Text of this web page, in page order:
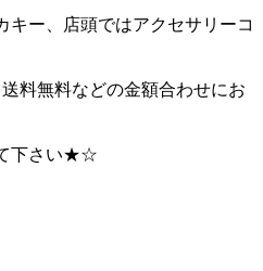
キー、店頭ではアクセサリーコ
料無料などの金額合わせにお
下さい★☆